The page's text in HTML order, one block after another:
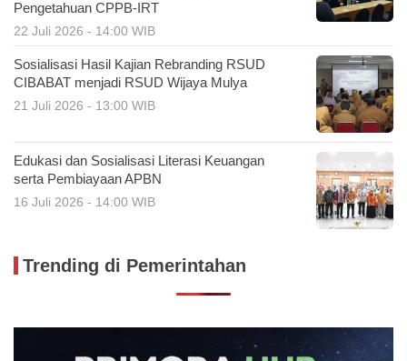
Pengetahuan CPPB-IRT
22 Juli 2026 - 14:00 WIB
Sosialisasi Hasil Kajian Rebranding RSUD
CIBABAT menjadi RSUD Wijaya Mulya
21 Juli 2026 - 13:00 WIB
Edukasi dan Sosialisasi Literasi Keuangan
serta Pembiayaan APBN
16 Juli 2026 - 14:00 WIB
Trending di Pemerintahan